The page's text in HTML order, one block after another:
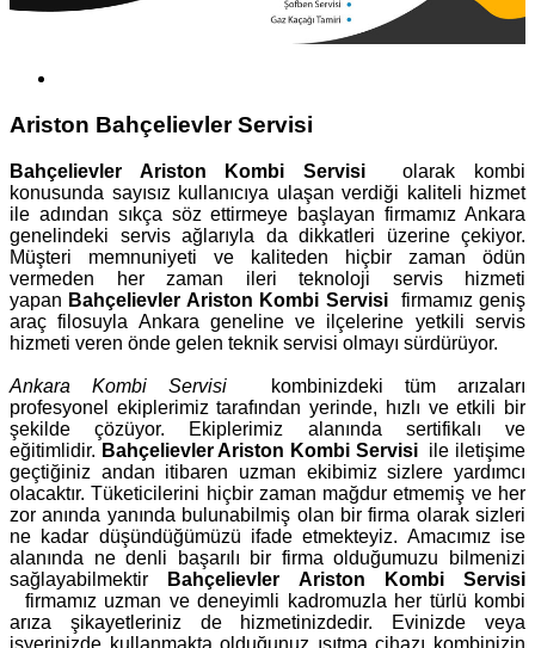
Ariston Bahçelievler Servisi
Bahçelievler Ariston Kombi Servisiolarak kombi
konusunda sayısız kullanıcıya ulaşan verdiği kaliteli hizmet
ile adından sıkça söz ettirmeye başlayan firmamız Ankara
genelindeki servis ağlarıyla da dikkatleri üzerine çekiyor.
Müşteri memnuniyeti ve kaliteden hiçbir zaman ödün
vermeden her zaman ileri teknoloji servis hizmeti
yapan Bahçelievler Ariston Kombi Servisi firmamız geniş
araç filosuyla Ankara geneline ve ilçelerine yetkili servis
hizmeti veren önde gelen teknik servisi olmayı sürdürüyor.
Ankara Kombi Servisi
kombinizdeki tüm arızaları
profesyonel ekiplerimiz tarafından yerinde, hızlı ve etkili bir
şekilde çözüyor. Ekiplerimiz alanında sertifikalı ve
eğitimlidir. Bahçelievler Ariston Kombi Servisi ile iletişime
geçtiğiniz andan itibaren uzman ekibimiz sizlere yardımcı
olacaktır. Tüketicilerini hiçbir zaman mağdur etmemiş ve her
zor anında yanında bulunabilmiş olan bir firma olarak sizleri
ne kadar düşündüğümüzü ifade etmekteyiz. Amacımız ise
alanında ne denli başarılı bir firma olduğumuzu bilmenizi
sağlayabilmektir
Bahçelievler Ariston Kombi Servisi
firmamız uzman ve deneyimli kadromuzla her türlü kombi
arıza şikayetleriniz de hizmetinizdedir. Evinizde veya
işyerinizde kullanmakta olduğunuz ısıtma cihazı kombinizin